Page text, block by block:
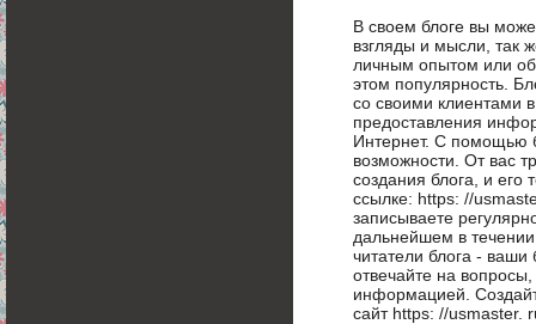
В своем блоге вы
взгляды и мысли, так
личным опытом или
этом популярность.
со своими клиентами
предоставления
Интернет. С помощью
возможности. От вас
создания блога, и его
ссылке: https: //
записываете
дальнейшем в
читатели блога -
отвечайте на
информацией.
сайт https: //usmaster.